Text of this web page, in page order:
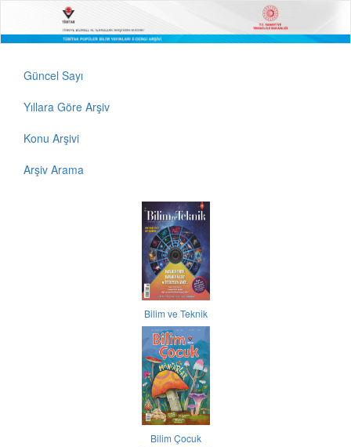
Güncel Sayı
Yıllara Göre Arşiv
Konu Arşivi
Arşiv Arama
Bilim ve Teknik
Bilim Çocuk